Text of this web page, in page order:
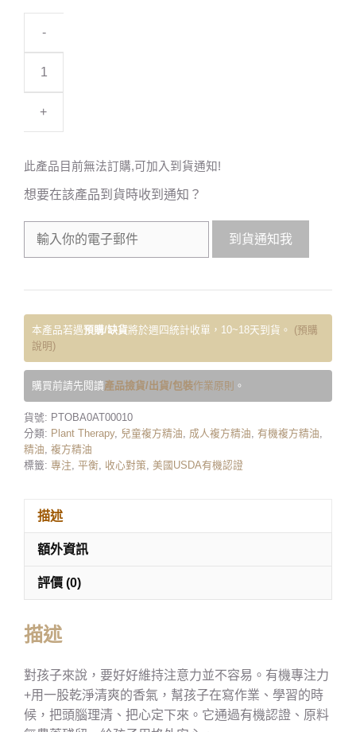
-
+
此產品目前無法訂購,可加入到貨通知!
想要在該產品到貨時收到通知？
到貨通知我
本產品若遇預購/缺貨將於週四統計收單，10~18天到貨。 (預購
說明)
購買前請先閱讀產品撿貨/出貨/包裝作業原則 。
貨號: PTOBA0AT00010
分類: Plant Therapy, 兒童複方精油, 成人複方精油, 有機複方精油,
精油, 複方精油
標籤: 專注, 平衡, 收心對策, 美國USDA有機認證
描述
額外資訊
評價 (0)
描述
對孩子來說，要好好維持注意力並不容易。有機專注力
+用一股乾淨清爽的香氣，幫孩子在寫作業、學習的時
候，把頭腦理清、把心定下來。它通過有機認證、原料